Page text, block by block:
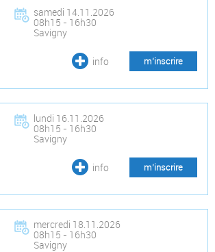
samedi 14.11.2026
08h15 - 16h30
Savigny
info m’inscrire
lundi 16.11.2026
08h15 - 16h30
Savigny
info m’inscrire
mercredi 18.11.2026
08h15 - 16h30
Savigny